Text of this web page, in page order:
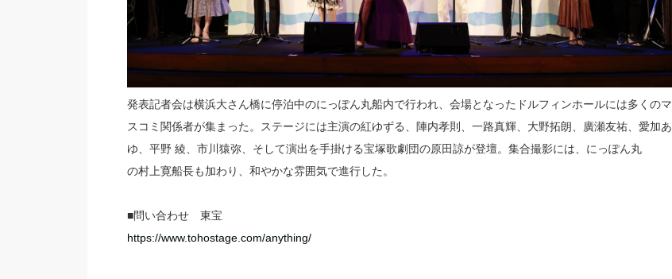
発表記者会は横浜大さん橋に停泊中のにっぽん丸船内で行われ、会場となったドルフィンホールには多くのマ
スコミ関係者が集まった。ステージには主演の紅ゆずる、陣内孝則、一路真輝、大野拓朗、廣瀬友祐、愛加あ
ゆ、平野 綾、市川猿弥、そして演出を手掛ける宝塚歌劇団の原田諒が登壇。集合撮影には、にっぽん丸
の村上寛船長も加わり、和やかな雰囲気で進行した。
■問い合わせ 東宝
https://www.tohostage.com/anything/